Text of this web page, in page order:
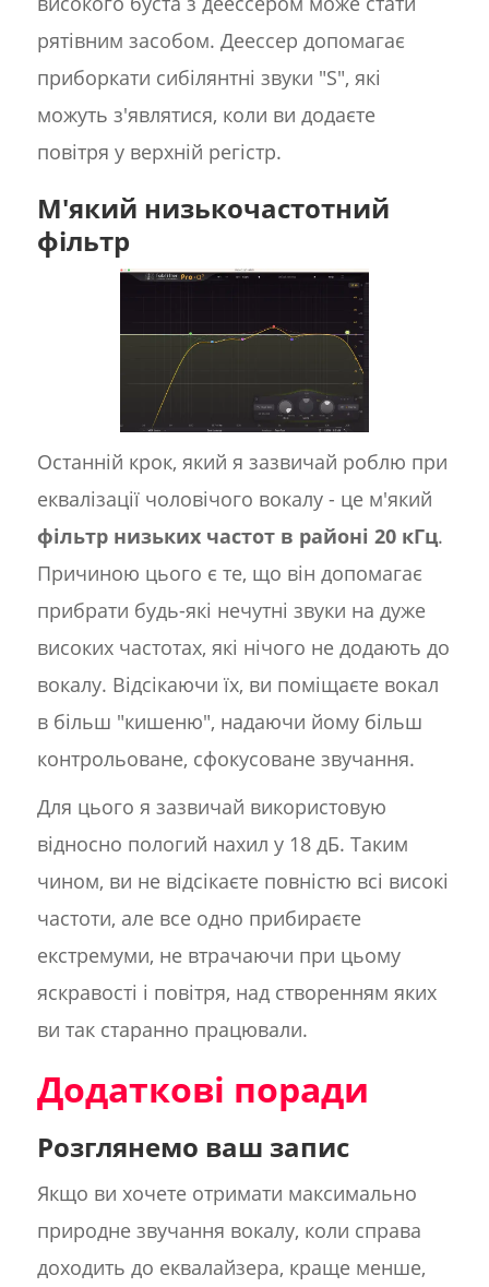
рятівним засобом. Деессер допомагає
приборкати сибілянтні звуки "S", які
можуть з'являтися, коли ви додаєте
повітря у верхній регістр.
М'який низькочастотний
фільтр
Останній крок, який я зазвичай роблю при
еквалізації чоловічого вокалу - це м'який
фільтр низьких частот в районі 20 кГц.
Причиною цього є те, що він допомагає
прибрати будь-які нечутні звуки на дуже
високих частотах, які нічого не додають до
вокалу. Відсікаючи їх, ви поміщаєте вокал
в більш "кишеню", надаючи йому більш
контрольоване, сфокусоване звучання.
Для цього я зазвичай використовую
відносно пологий нахил у 18 дБ. Таким
чином, ви не відсікаєте повністю всі високі
частоти, але все одно прибираєте
екстремуми, не втрачаючи при цьому
яскравості і повітря, над створенням яких
ви так старанно працювали.
Додаткові поради
Розглянемо ваш запис
Якщо ви хочете отримати максимально
природне звучання вокалу, коли справа
доходить до еквалайзера, краще менше,